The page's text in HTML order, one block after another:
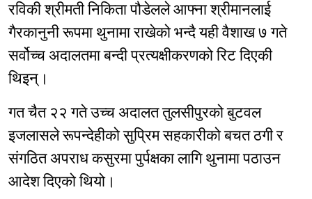
रविकी श्रीमती निकिता पौडेलले आफ्ना श्रीमानलाई
गैरकानुनी रूपमा थुनामा राखेको भन्दै यही वैशाख ७ गते
सर्वोच्च अदालतमा बन्दी प्रत्यक्षीकरणको रिट दिएकी
थिइन्।
गत चैत २२ गते उच्च अदालत तुलसीपुरको बुटवल
इजलासले रूपन्देहीको सुप्रिम सहकारीको बचत ठगी र
संगठित अपराध कसुरमा पुर्पक्षका लागि थुनामा पठाउन
आदेश दिएको थियो।